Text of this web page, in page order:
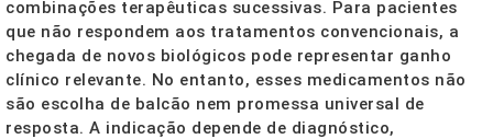
combinações terapêuticas sucessivas. Para pacientes
que não respondem aos tratamentos convencionais, a
chegada de novos biológicos pode representar ganho
clínico relevante. No entanto, esses medicamentos não
são escolha de balcão nem promessa universal de
resposta. A indicação depende de diagnóstico,